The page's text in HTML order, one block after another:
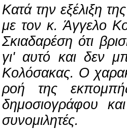
Κατά την εξέλιξη
με τον κ. Άγγελο
Σκιαδαρέση ότι
γι' αυτό και δεν
Κολόσακας. Ο
ροή της
δημοσιογράφου
συνομιλητές.